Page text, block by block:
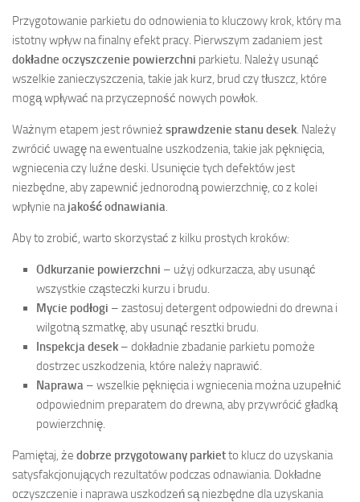
Przygotowanie parkietu do odnowienia to kluczowy krok, który ma
istotny wpływ na finalny efekt pracy. Pierwszym zadaniem jest
dokładne oczyszczenie powierzchni parkietu. Należy usunąć
wszelkie zanieczyszczenia, takie jak kurz, brud czy tłuszcz, które
mogą wpływać na przyczepność nowych powłok.
Ważnym etapem jest również sprawdzenie stanu desek. Należy
zwrócić uwagę na ewentualne uszkodzenia, takie jak pęknięcia,
wgniecenia czy luźne deski. Usunięcie tych defektów jest
niezbędne, aby zapewnić jednorodną powierzchnię, co z kolei
wpłynie najakość odnawiania.
Aby to zrobić, warto skorzystać z kilku prostych kroków:
Odkurzanie powierzchni – użyj odkurzacza, aby usunąć
wszystkie cząsteczki kurzu i brudu.
Mycie podłogi – zastosuj detergent odpowiedni do drewna i
wilgotną szmatkę, aby usunąć resztki brudu.
Inspekcja desek – dokładnie zbadanie parkietu pomoże
dostrzec uszkodzenia, które należy naprawić.
Naprawa – wszelkie pęknięcia i wgniecenia można uzupełnić
odpowiednim preparatem do drewna, aby przywrócić gładką
powierzchnię.
Pamiętaj, że dobrze przygotowany parkietto klucz do uzyskania
satysfakcjonujących rezultatów podczas odnawiania. Dokładne
oczyszczenie i naprawa uszkodzeń są niezbędne dla uzyskania